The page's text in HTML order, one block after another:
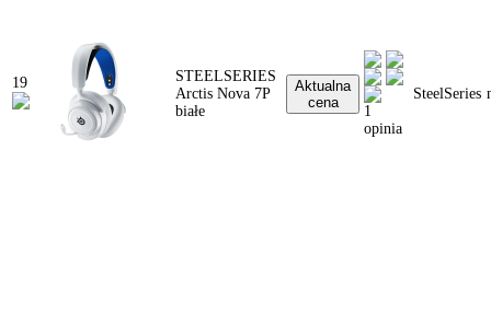
19
STEELSERIES
Arctis Nova 7P
białe
Aktualna
cena
1
opinia
SteelSeries